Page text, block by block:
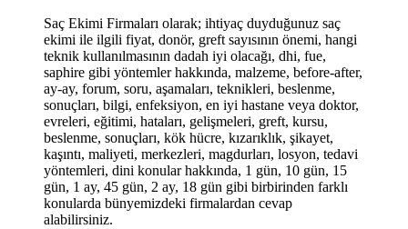
Saç Ekimi Firmaları olarak; ihtiyaç duyduğunuz saç
ekimi ile ilgili fiyat, donör, greft sayısının önemi, hangi
teknik kullanılmasının dadah iyi olacağı, dhi, fue,
saphire gibi yöntemler hakkında, malzeme, before-after,
ay-ay, forum, soru, aşamaları, teknikleri, beslenme,
sonuçları, bilgi, enfeksiyon, en iyi hastane veya doktor,
evreleri, eğitimi, hataları, gelişmeleri, greft, kursu,
beslenme, sonuçları, kök hücre, kızarıklık, şikayet,
kaşıntı, maliyeti, merkezleri, magdurları, losyon, tedavi
yöntemleri, dini konular hakkında, 1 gün, 10 gün, 15
gün, 1 ay, 45 gün, 2 ay, 18 gün gibi birbirinden farklı
konularda bünyemizdeki firmalardan cevap
alabilirsiniz.